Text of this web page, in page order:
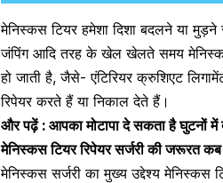
मेनिस्कस टियर हमेशा दिशा बदलने या
जंपिंग आदि तरह के खेल खेलते समय मेनिस्कस
हो जाती है, जैसे- एंटिरियर क्रुशिएट
रिपेयर करते हैं या निकाल देते हैं।
और पढ़ें : आपका मोटापा दे सकता है घुटनों में
मेनिस्कस टियर रिपेयर सर्जरी की जरूरत कब
मेनिस्कस सर्जरी का मुख्य उद्देश्य